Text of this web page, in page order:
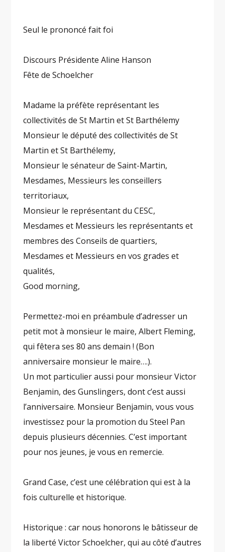
Seul le prononcé fait foi
Discours Présidente Aline Hanson
Fête de Schoelcher
Madame la préfète représentant les
collectivités de St Martin et St Barthélemy
Monsieur le député des collectivités de St
Martin et St Barthélemy,
Monsieur le sénateur de Saint-Martin,
Mesdames, Messieurs les conseillers
territoriaux,
Monsieur le représentant du CESC,
Mesdames et Messieurs les représentants et
membres des Conseils de quartiers,
Mesdames et Messieurs en vos grades et
qualités,
Good morning,
Permettez-moi en préambule d’adresser un
petit mot à monsieur le maire, Albert Fleming,
qui fêtera ses 80 ans demain ! (Bon
anniversaire monsieur le maire….).
Un mot particulier aussi pour monsieur Victor
Benjamin, des Gunslingers, dont c’est aussi
l’anniversaire. Monsieur Benjamin, vous vous
investissez pour la promotion du Steel Pan
depuis plusieurs décennies. C’est important
pour nos jeunes, je vous en remercie.
Grand Case, c’est une célébration qui est à la
fois culturelle et historique.
Historique : car nous honorons le bâtisseur de
la liberté Victor Schoelcher, qui au côté d’autres